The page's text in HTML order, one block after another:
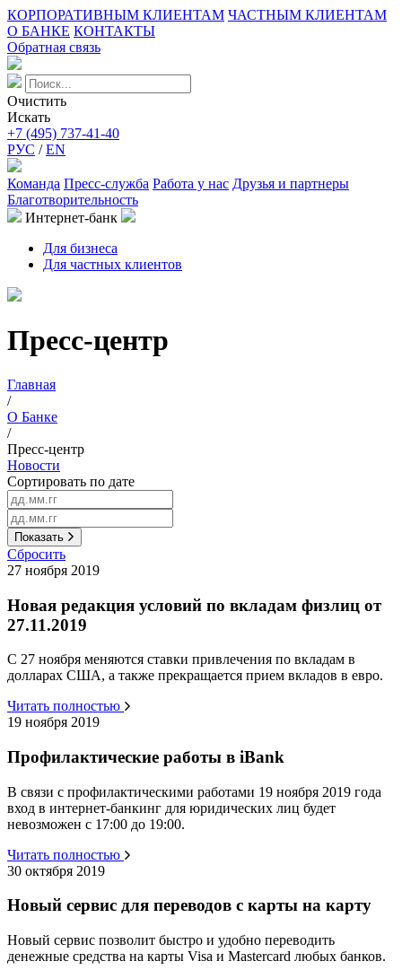
КОРПОРАТИВНЫМ КЛИЕНТАМ ЧАСТНЫМ КЛИЕНТАМ
О БАНКЕ КОНТАКТЫ
Обратная связь
Очистить
Искать
+7 (495) 737-41-40
РУС /EN
Команда Пресс-служба Работа у нас Друзья и партнеры
Благотворительность
Интернет-банк
Для бизнеса
Для частных клиентов
Пресс-центр
Главная
/
О Банке
/
Пресс-центр
Новости
Сортировать по дате
Показать
Сбросить
27 ноября 2019
Новая редакция условий по вкладам физлиц от
27.11.2019
С 27 ноября меняются ставки привлечения по вкладам в
долларах США, а также прекращается прием вкладов в евро.
Читать полностью
19 ноября 2019
Профилактические работы в iBank
В связи с профилактическими работами 19 ноября 2019 года
вход в интернет-банкинг для юридических лиц будет
невозможен с 17:00 до 19:00.
Читать полностью
30 октября 2019
Новый сервис для переводов с карты на карту
Новый сервис позволит быстро и удобно переводить
денежные средства на карты Visa и Mastercard любых банков.